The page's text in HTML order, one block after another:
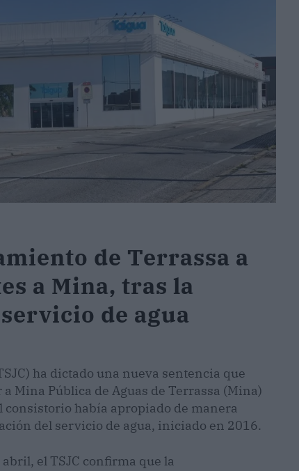
de Terrassa a
a Mina, tras la
de agua
ha dictado una nueva sentencia que
Mina Pública de Aguas de Terrassa (Mina)
consistorio había apropiado de manera
del servicio de agua, iniciado en 2016.
el TSJC confirma que la